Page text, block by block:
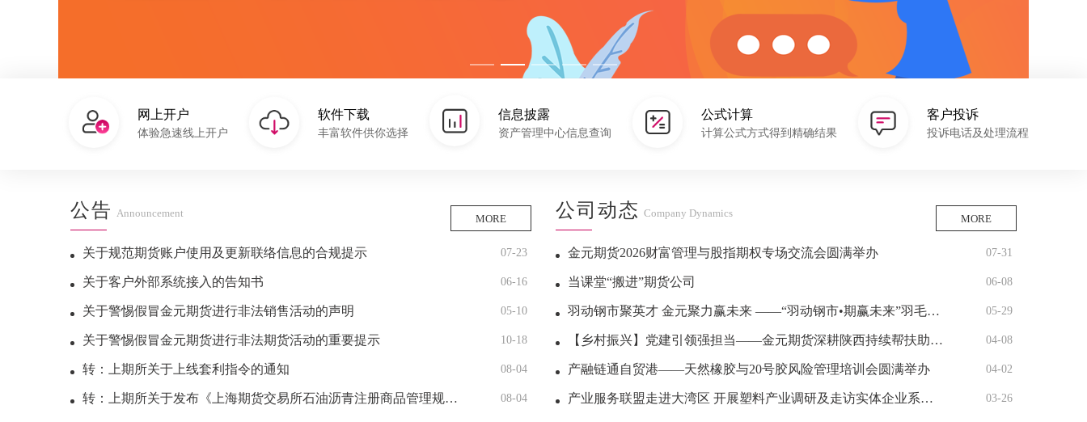
网上开户
体验急速线上开户
软件下载
丰富软件供你选择
信息披露
资产管理中心信息查询
公式计算
计算公式方式得到精确结果
客户投诉
投诉电话及处理流程
公告 Announcement MORE
关于规范期货账户使用及更新联络信息的合规提示 07-23
关于客户外部系统接入的告知书 06-16
关于警惕假冒金元期货进行非法销售活动的声明 05-10
关于警惕假冒金元期货进行非法期货活动的重要提示 10-18
转：上期所关于上线套利指令的通知 08-04
转：上期所关于发布《上海期货交易所石油沥青注册商品管理规定》（2026年8月修订版）的公告 08-04
公司动态 Company Dynamics MORE
金元期货2026财富管理与股指期权专场交流会圆满举办 07-31
当课堂“搬进”期货公司 06-08
羽动钢市聚英才 金元聚力赢未来 ——“羽动钢市•期赢未来”羽毛球友谊赛圆满落幕 05-29
【乡村振兴】党建引领强担当——金元期货深耕陕西持续帮扶助振兴 04-08
产融链通自贸港——天然橡胶与20号胶风险管理培训会圆满举办 04-02
产业服务联盟走进大湾区 开展塑料产业调研及走访实体企业系列活动 03-26